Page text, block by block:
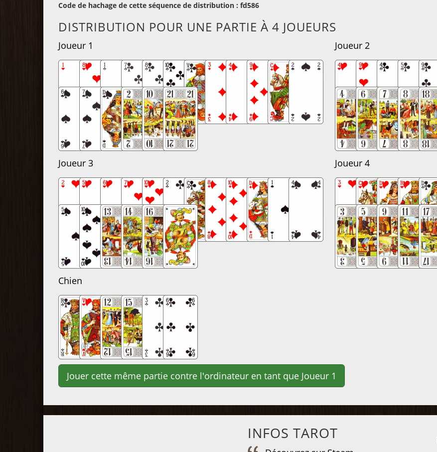
Code de hachage de cette séquence de distribution : fd586
DISTRIBUTION POUR UNE PARTIE À 4 JOUEURS
Joueur 1 Joueur 2
Joueur 3 Joueur 4
Chien
INFOS TAROT